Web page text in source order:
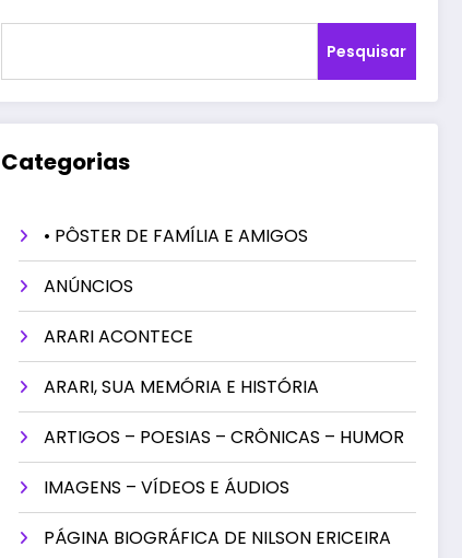
Pesquisar
Categorias
• PÔSTER DE FAMÍLIA E AMIGOS
ANÚNCIOS
ARARI ACONTECE
ARARI, SUA MEMÓRIA E HISTÓRIA
ARTIGOS – POESIAS – CRÔNICAS – HUMOR
IMAGENS – VÍDEOS E ÁUDIOS
PÁGINA BIOGRÁFICA DE NILSON ERICEIRA